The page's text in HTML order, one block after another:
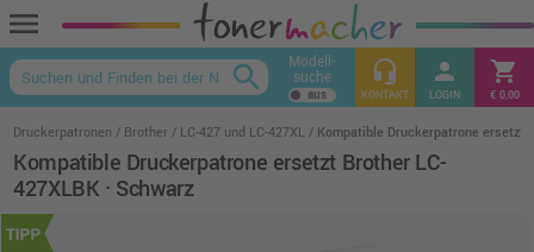
menu
keyboard_arrow_up
search Modell-
suche headset_mic
KONTAKT
person
LOGIN
shopping_cart
€ 0,00
Druckerpatronen Brother LC-427 und LC-427XL Kompatible Druckerpatrone ersetzt
Kompatible Druckerpatrone ersetzt Brother LC-
427XLBK · Schwarz